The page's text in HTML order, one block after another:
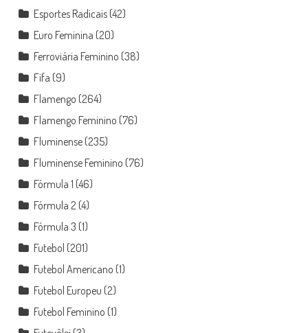
Esportes Radicais(42)
Euro Feminina (20)
Ferroviária Feminino (38)
Fifa (9)
Flamengo (264)
Flamengo Feminino (76)
Fluminense(235)
Fluminense Feminino (76)
Fórmula 1 (46)
Fórmula 2 (4)
Fórmula 3 (1)
Futebol (201)
Futebol Americano (1)
Futebol Europeu (2)
Futebol Feminino (1)